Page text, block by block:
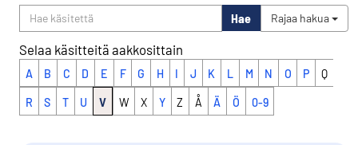
Hae Rajaa hakua
Selaa käsitteitä aakkosittain
A B C D E F G H I J K L M N O P Q
R S T U V W X Y Z Å Ä Ö 0-9